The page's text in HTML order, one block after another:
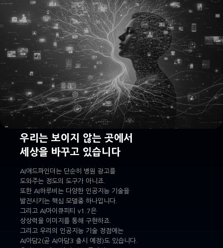
우리는 보이지 않는 곳에서
세상을 바꾸고 있습니다
AI애드파인더는 단순히 병원 광고를
도와주는 정도의 도구가 아니죠.
또한 AI하루비는 다양한 인공지능 기술을
발전시키는 핵심 모델중 하나입니다.
그리고 AI마이큐피티 v1.7은
상상력을 이미지를 통해 구현하죠.
그리고 우리의 인공지능 기술 정점에는
AI아담2(곧 AI아담3 출시 예정)도 있습니다.